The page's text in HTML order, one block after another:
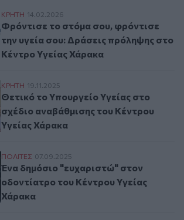
Φρόντισε το στόμα σου, φρόντισε την
ΚΡΗΤΗ 14.02.2026
Φρόντισε το στόμα σου, φρόντισε
την υγεία σου: Δράσεις πρόληψης στο
Κέντρο Υγείας Χάρακα
Θετικό το Υπουργείο Υγείας στο σχέδιο
ΚΡΗΤΗ 19.11.2025
Θετικό το Υπουργείο Υγείας στο
σχέδιο αναβάθμισης του Κέντρου
Υγείας Χάρακα
Ένα δημόσιο "ευχαριστώ" στον
ΠΟΛΙΤΕΣ 07.09.2025
Ένα δημόσιο "ευχαριστώ" στον
οδοντίατρο του Κέντρου Υγείας
Χάρακα